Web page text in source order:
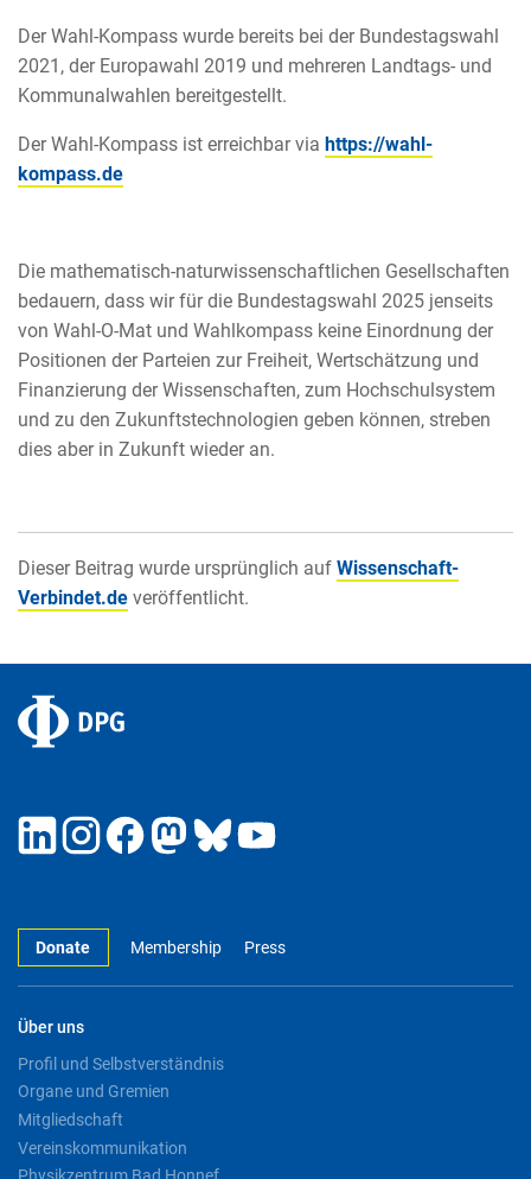
Der Wahl-Kompass wurde bereits bei der Bundestagswahl
2021, der Europawahl 2019 und mehreren Landtags- und
Kommunalwahlen bereitgestellt.
Der Wahl-Kompass ist erreichbar via https://wahl-
kompass.de
Die mathematisch-naturwissenschaftlichen Gesellschaften
bedauern, dass wir für die Bundestagswahl 2025 jenseits
von Wahl-O-Mat und Wahlkompass keine Einordnung der
Positionen der Parteien zur Freiheit, Wertschätzung und
Finanzierung der Wissenschaften, zum Hochschulsystem
und zu den Zukunftstechnologien geben können, streben
dies aber in Zukunft wieder an.
Dieser Beitrag wurde ursprünglich auf Wissenschaft-
Verbindet.de veröffentlicht.
Donate Membership Press
Über uns
Profil und Selbstverständnis
Organe und Gremien
Mitgliedschaft
Vereinskommunikation